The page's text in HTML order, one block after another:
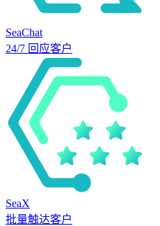
SeaChat
24/7 回应客户
SeaX
批量触达客户